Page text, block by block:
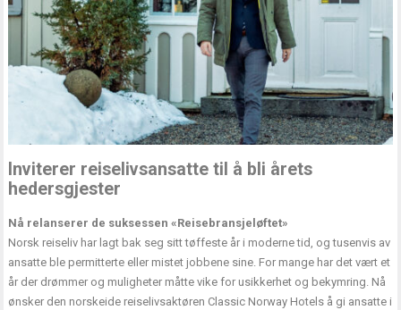
Inviterer reiselivsansatte til å bli årets
hedersgjester
Nå relanserer de suksessen «Reisebransjeløftet»
Norsk reiseliv har lagt bak seg sitt tøffeste år i moderne tid, og tusenvis av
ansatte ble permitterte eller mistet jobbene sine. For mange har det vært et
år der drømmer og muligheter måtte vike for usikkerhet og bekymring. Nå
ønsker den norskeide reiselivsaktøren Classic Norway Hotels å gi ansatte i